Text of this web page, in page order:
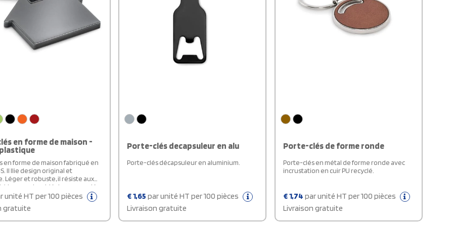
en forme de maison -
en forme de maison fabriqué en
Il llie design original et
Léger et robuste, il résiste aux
à la corrosion. Idéal pour vos clés
de maison ou comme cadeau
ajoutera une touche de créativité
unité HT per 100 pièces
gratuite
Porte-clés decapsuleur en alu
Porte-clés décapsuleur en aluminium.
€1,65 par unité HT per 100 pièces
Livraison gratuite
Porte-clés de forme ronde
Porte-clés en métal de forme ronde avec
incrustation en cuir PU recyclé.
€1,74 par unité HT per 100 pièces
Livraison gratuite